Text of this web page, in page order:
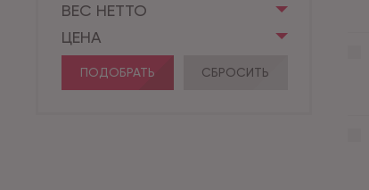
ВЕС НЕТТО
ЦЕНА
ПОДОБРАТЬ СБРОСИТЬ